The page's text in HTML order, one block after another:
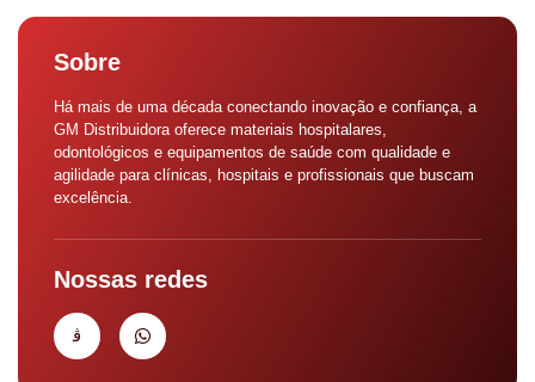
Sobre
Há mais de uma década conectando inovação e confiança, a
GM Distribuidora oferece materiais hospitalares,
odontológicos e equipamentos de saúde com qualidade e
agilidade para clínicas, hospitais e profissionais que buscam
excelência.
Nossas redes